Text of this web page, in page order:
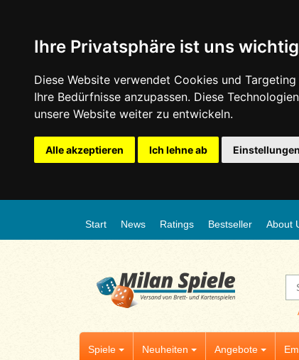
Ihre Privatsphäre ist uns wichtig
Diese Website verwendet Cookies und
Ihre Bedürfnisse anzupassen. Diese
unsere Website weiter zu entwickeln.
Alle akzeptieren Ich lehne ab
Start News Ratings Bestseller About
Spiele Neuheiten Angebote